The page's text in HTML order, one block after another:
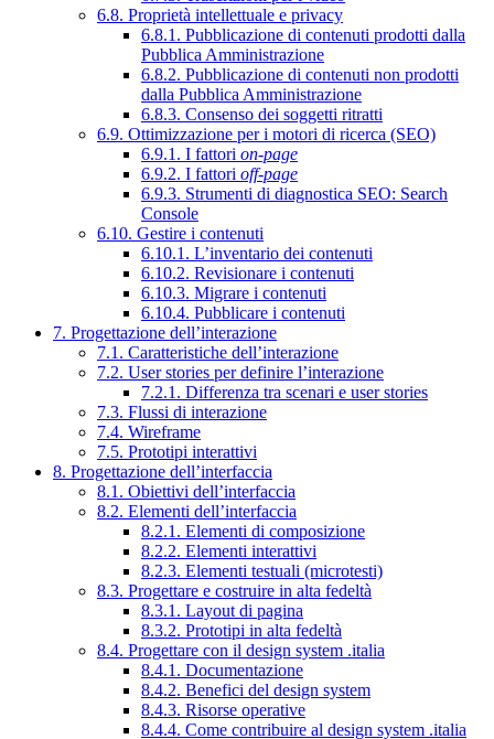
6.8. Proprietà intellettuale e privacy
6.8.1. Pubblicazione di contenuti prodotti dalla
Pubblica Amministrazione
6.8.2. Pubblicazione di contenuti non prodotti
dalla Pubblica Amministrazione
6.8.3. Consenso dei soggetti ritratti
6.9. Ottimizzazione per i motori di ricerca (SEO)
6.9.1. I fattori on-page
6.9.2. I fattori off-page
6.9.3. Strumenti di diagnostica SEO: Search
Console
6.10. Gestire i contenuti
6.10.1. L’inventario dei contenuti
6.10.2. Revisionare i contenuti
6.10.3. Migrare i contenuti
6.10.4. Pubblicare i contenuti
7. Progettazione dell’interazione
7.1. Caratteristiche dell’interazione
7.2. User stories per definire l’interazione
7.2.1. Differenza tra scenari e user stories
7.3. Flussi di interazione
7.4. Wireframe
7.5. Prototipi interattivi
8. Progettazione dell’interfaccia
8.1. Obiettivi dell’interfaccia
8.2. Elementi dell’interfaccia
8.2.1. Elementi di composizione
8.2.2. Elementi interattivi
8.2.3. Elementi testuali (microtesti)
8.3. Progettare e costruire in alta fedeltà
8.3.1. Layout di pagina
8.3.2. Prototipi in alta fedeltà
8.4. Progettare con il design system .italia
8.4.1. Documentazione
8.4.2. Benefici del design system
8.4.3. Risorse operative
8.4.4. Come contribuire al design system .italia